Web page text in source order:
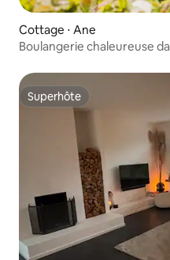
Cottage ⋅ Ane
Boulangerie chaleureuse
Superhôte
Superhôte